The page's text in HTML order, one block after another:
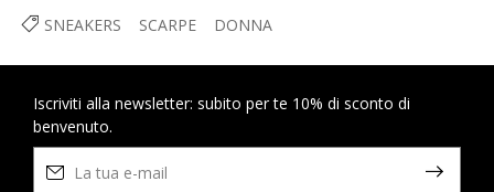
SNEAKERS SCARPE DONNA
Iscriviti alla newsletter: subito per te 10% di sconto di
benvenuto.